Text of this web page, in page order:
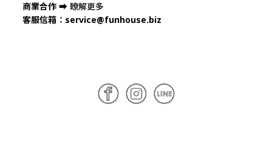
商業合作 ➡ 瞭解更多
客服信箱 ： service@funhouse.biz